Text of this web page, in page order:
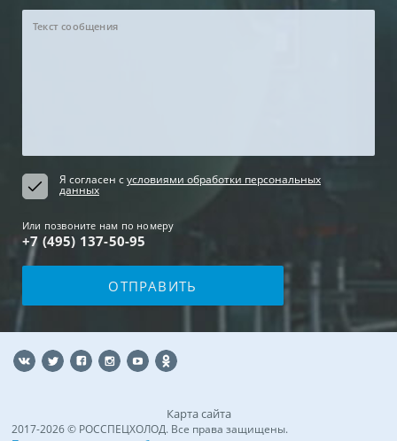
Я согласен сусловиями обработки персональных
данных
Или позвоните нам по номеру
+7 (495) 137-50-95
2017-2026 © РОССПЕЦХОЛОД. Все права защищены.
Карта сайта